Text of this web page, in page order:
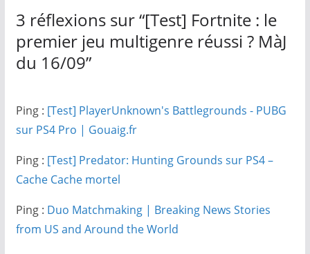
3 réflexions sur “[Test] Fortnite : le
premier jeu multigenre réussi ? MàJ
du 16/09”
Ping : [Test] PlayerUnknown's Battlegrounds - PUBG
sur PS4 Pro | Gouaig.fr
Ping : [Test] Predator: Hunting Grounds sur PS4 –
Cache Cache mortel
Ping : Duo Matchmaking | Breaking News Stories
from US and Around the World